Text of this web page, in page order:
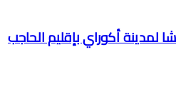
لمدينة أكوراي بإقليم الحاجب